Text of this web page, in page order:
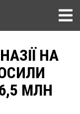
НА
МЛН